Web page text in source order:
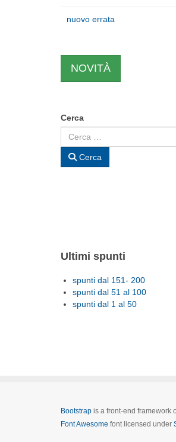
nuovo errata
NOVITÀ
Cerca
Cerca
Ultimi spunti
spunti dal 151- 200
spunti dal 51 al 100
spunti dal 1 al 50
Bootstrap is a front-end framework
Font Awesome font licensed under